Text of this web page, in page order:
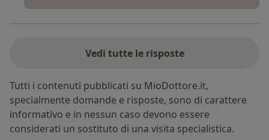
Vedi tutte le risposte
Tutti i contenuti pubblicati su MioDottore.it,
specialmente domande e risposte, sono di carattere
informativo e in nessun caso devono essere
considerati un sostituto di una visita specialistica.